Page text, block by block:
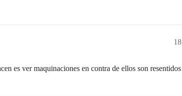
18
es ver maquinaciones en contra de ellos son resentidos